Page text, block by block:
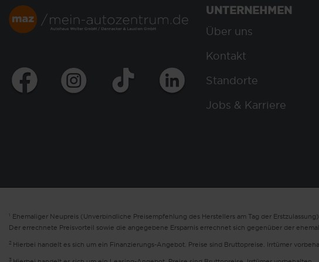
UNTERNEHMEN
Über uns
Kontakt
Standorte
Jobs & Karriere
1 Ehemaliger Neupreis (Unverbindliche Preisempfehlung des Herstellers am Tag der
Der errechnete Preisvorteil sowie die angegebene Ersparnis errechnet sich gegenüber der
2 Hierbei handelt es sich um ein Finanzierungs-Angebot. Preise sind Bruttopreise. Irrtümer
3